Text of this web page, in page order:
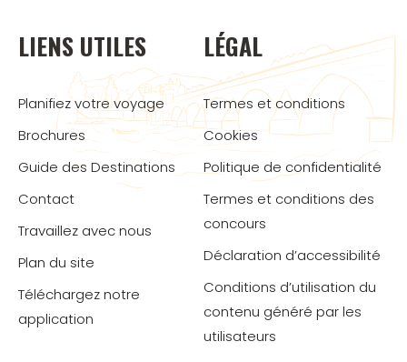
LIENS UTILES
Planifiez votre voyage
Brochures
Guide des Destinations
Contact
Travaillez avec nous
Plan du site
Téléchargez notre
application
LÉGAL
Termes et conditions
Cookies
Politique de confidentialité
Termes et conditions des
concours
Déclaration d’accessibilité
Conditions d’utilisation du
contenu généré par les
utilisateurs